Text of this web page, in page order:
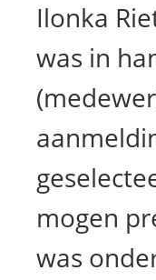
Ilonka
was in
mogen
was